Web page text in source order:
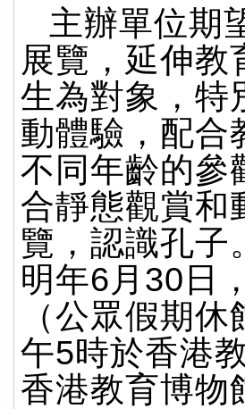
主辦單位期
展覽，延伸教
生為對象，特
動體驗，配合
不同年齡的參
合靜態觀賞和
覽，認識孔子
明年6月30日
（公眾假期
午5時於香港
香港教育博物